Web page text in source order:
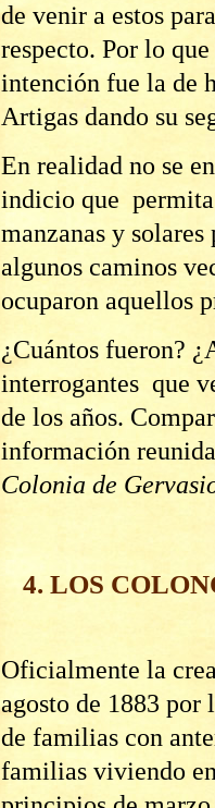
de venir a estos
respecto. Por lo
intención fue la de
Artigas dando su
En realidad no se
indicio que
manzanas y
algunos caminos
ocuparon aquellos
¿Cuántos fueron?
interrogantes que
de los años.
información
Colonia de
4. LOS
Oficialmente la
agosto de 1883
de familias con
familias viviendo